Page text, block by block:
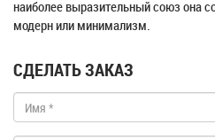
наиболее выразительный союз она
модерн или минимализм.
СДЕЛАТЬ ЗАКАЗ